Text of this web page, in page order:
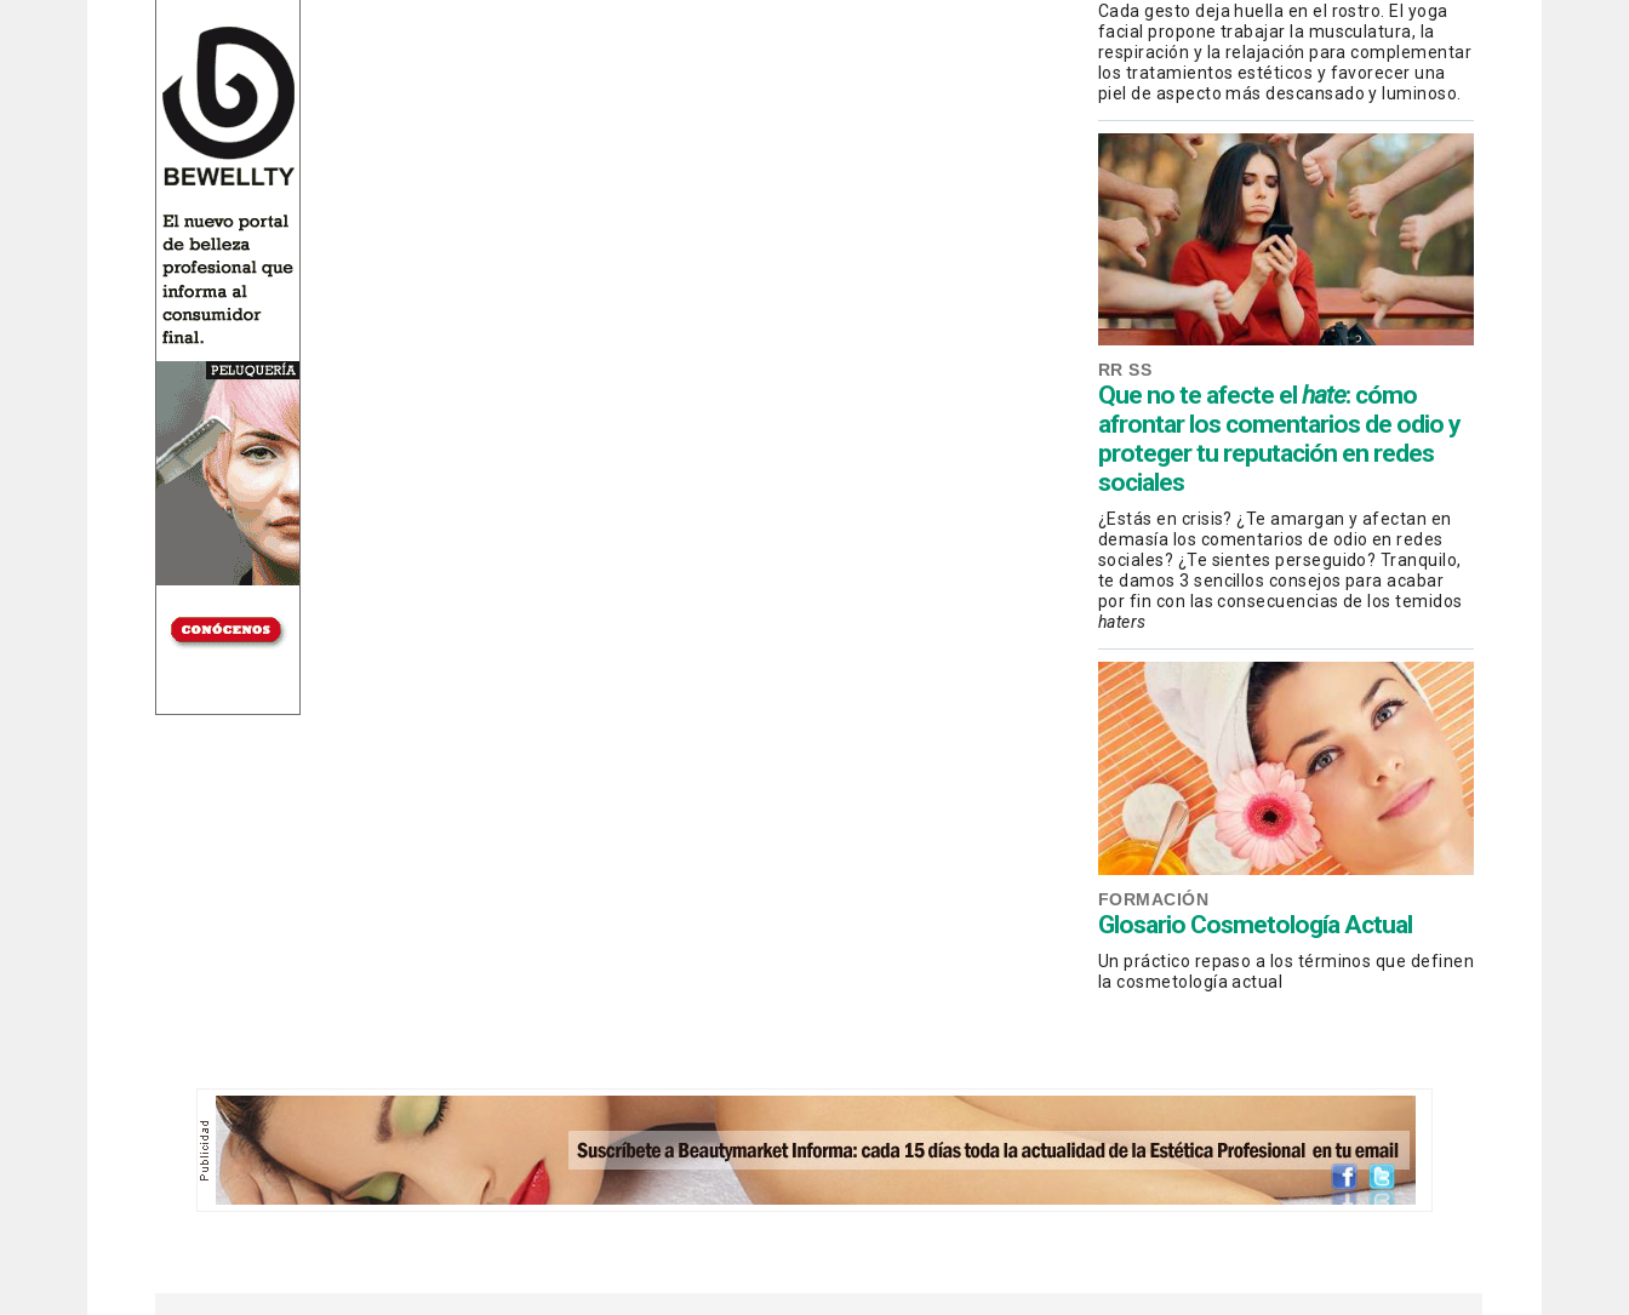
Cada gesto deja huella en el rostro. El yoga
facial propone trabajar la musculatura, la
respiración y la relajación para complementar
los tratamientos estéticos y favorecer una
piel de aspecto más descansado y luminoso.
RR SS
Que no te afecte el hate: cómo
afrontar los comentarios de odio y
proteger tu reputación en redes
sociales
¿Estás en crisis? ¿Te amargan y afectan en
demasía los comentarios de odio en redes
sociales? ¿Te sientes perseguido? Tranquilo,
te damos 3 sencillos consejos para acabar
por fin con las consecuencias de los temidos
haters
FORMACIÓN
Glosario Cosmetología Actual
Un práctico repaso a los términos que definen
la cosmetología actual